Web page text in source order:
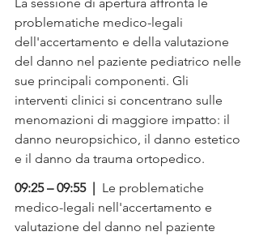
problematiche medico-legali
dell'accertamento e della valutazione
del danno nel paziente pediatrico nelle
sue principali componenti. Gli
interventi clinici si concentrano sulle
menomazioni di maggiore impatto: il
danno neuropsichico, il danno estetico
e il danno da trauma ortopedico.
09:25 – 09:55  | Le problematiche
medico-legali nell'accertamento e
valutazione del danno nel paziente